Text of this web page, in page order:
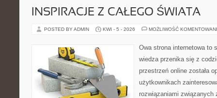
INSPIRACJE Z CAŁEGO ŚWIATA
POSTED BY ADMIN KWI - 5 - 2026 MOŻLIWOŚĆ
Owa strona internetowa to
wiedza przenika się z
przestrzeń online została
użytkownikach
rozwiązaniami związanych